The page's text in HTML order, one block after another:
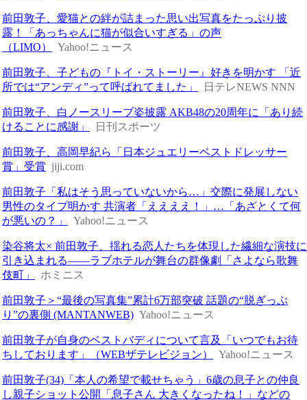
前田敦子、愛猫との絆が詰まった思い出写真をたっぷり披
露！「あっちゃんに猫が似合いすぎる」の声
（LIMO）
Yahoo!ニュース
前田敦子、子どもの『トイ・ストーリー』好きを明かす 「近
所では“アンディ”って呼ばれてました」
日テレNEWS NNN
前田敦子、白ノースリーブ姿披露 AKB48の20周年に「あり続
けることに感謝」
日刊スポーツ
前田敦子、高岡早紀ら「日本ジュエリーベストドレッサー
賞」受賞 jiji.com
前田敦子「私はそう思っていないから…」交際に発展しない
男性のタイプ明かす 共演者「ええええ！」…「あざとくて何
が悪いの？」
Yahoo!ニュース
染谷将太× 前田敦子、揺れる恋人たちを体現した繊細な演技に
引き込まれる――ラブホテルが舞台の群像劇「さよなら歌舞
伎町」
ホミニス
前田敦子＞“最後の写真集”累計6万部突破 話題の“脱ぎっぷ
り”の裏側 (MANTANWEB) Yahoo!ニュース
前田敦子が自身のベストバディについて言及「いつでもお待
ちしております」（WEBザテレビジョン）
Yahoo!ニュース
前田敦子(34)「本人の希望で載せちゃう」6歳の息子との仲良
し親子ショット公開「息子さん 大きくなったね！」などの